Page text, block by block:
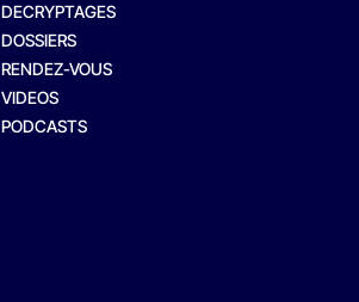
DECRYPTAGES
DOSSIERS
RENDEZ-VOUS
VIDEOS
PODCASTS